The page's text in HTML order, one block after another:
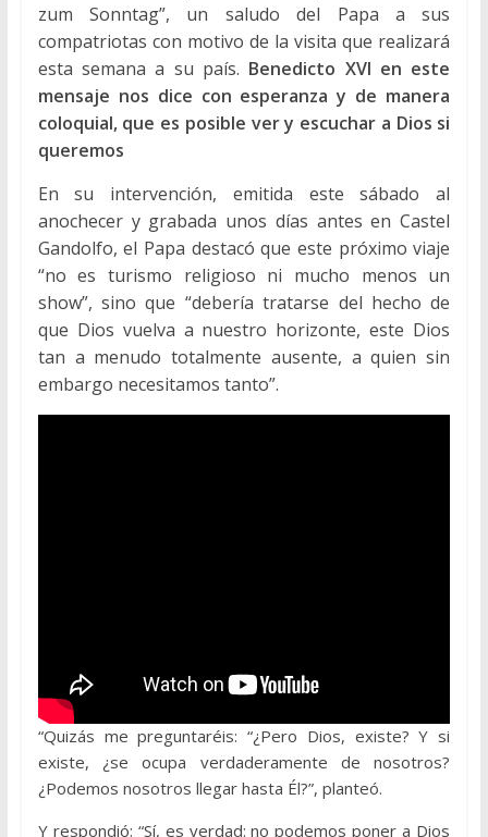
zum Sonntag”, un saludo del Papa a sus
compatriotas con motivo de la visita que realizará
esta semana a su país. Benedicto XVI en este
mensaje nos dice con esperanza y de manera
coloquial, que es posible ver y escuchar a Dios si
queremos
En su intervención, emitida este sábado al
anochecer y grabada unos días antes en Castel
Gandolfo, el Papa destacó que este próximo viaje
“no es turismo religioso ni mucho menos un
show”, sino que “debería tratarse del hecho de
que Dios vuelva a nuestro horizonte, este Dios
tan a menudo totalmente ausente, a quien sin
embargo necesitamos tanto”.
“Quizás me preguntaréis: “¿Pero Dios, existe? Y si
existe, ¿se ocupa verdaderamente de nosotros?
¿Podemos nosotros llegar hasta Él?”, planteó.
Y respondió: “Sí, es verdad: no podemos poner a Dios